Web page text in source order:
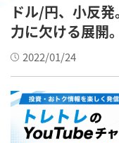
ドル/円、小反
力に欠ける展開。
2022/01/24